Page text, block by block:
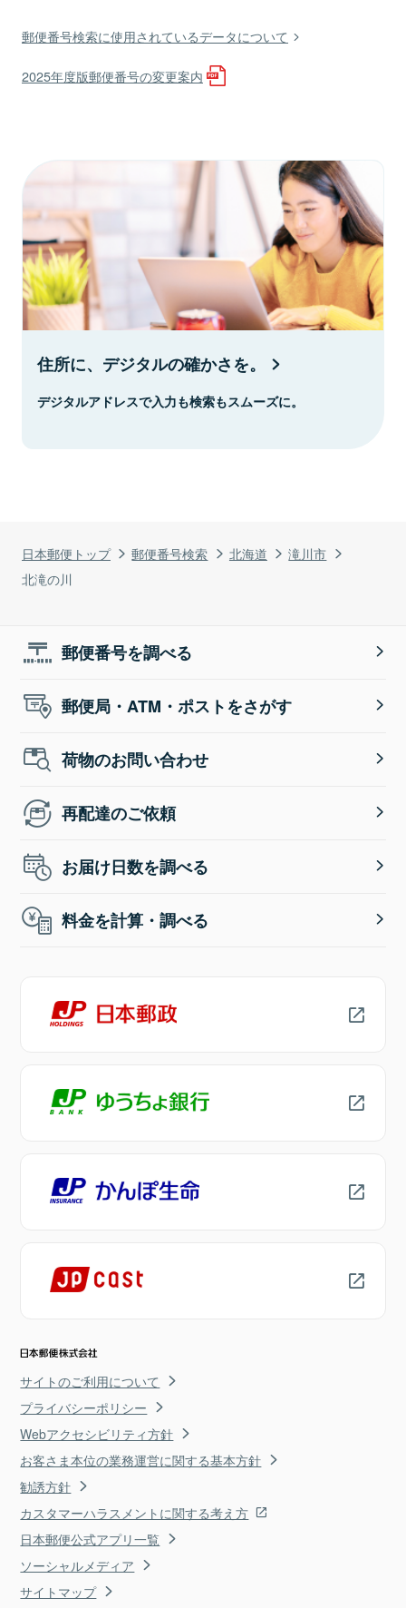
日本郵便トップ 郵便番号検索 北海道
滝川市
北滝の川
郵便番号検索に使用されているデータについて
2025年度版郵便番号の変更案内
住所に、デジタルの確かさを。
デジタルアドレスで入力も検索もスムーズに。
郵便番号を調べる
郵便局・ATM・ポストをさがす
荷物のお問い合わせ
再配達のご依頼
お届け日数を調べる
料金を計算・調べる
サイトのご利用について
プライバシーポリシー
Webアクセシビリティ方針
お客さま本位の業務運営に関する基本方針
勧誘方針
カスタマーハラスメントに関する考え方
日本郵便公式アプリ一覧
ソーシャルメディア
サイトマップ